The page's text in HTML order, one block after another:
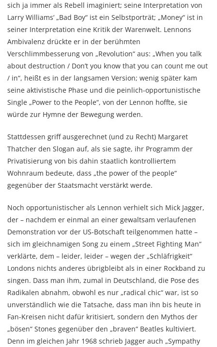
sich ja immer als Rebell imaginiert; seine Interpretation von
Larry Williams‘ „Bad Boy“ ist ein Selbstporträt; „Money“ ist in
seiner Interpretation eine Kritik der Warenwelt. Lennons
Ambivalenz drückte er in der berühmten
Verschlimmbesserung von „Revolution“ aus: „When you talk
about destruction / Don’t you know that you can count me out
/ in“, heißt es in der langsamen Version; wenig später kam
seine aktivistische Phase und die peinlich-opportunistische
Single „Power to the People“, von der Lennon hoffte, sie
würde zur Hymne der Bewegung werden.
Stattdessen griff ausgerechnet (und zu Recht) Margaret
Thatcher den Slogan auf, als sie sagte, ihr Programm der
Privatisierung von bis dahin staatlich kontrolliertem
Wohnraum bedeute, dass „the power of the people“
gegenüber der Staatsmacht verstärkt werde.
Noch opportunistischer als Lennon verhielt sich Mick Jagger,
der – nachdem er einmal an einer gewaltsam verlaufenen
Demonstration vor der US-Botschaft teilgenommen hatte –
sich im gleichnamigen Song zu einem „Street Fighting Man“
verklärte, dem – leider, leider – wegen der „Schläfrigkeit“
Londons nichts anderes übrigbleibt als in einer Rockband zu
singen. Dass man ihm, zumal in Deutschland, die Pose des
Radikalen abnahm, obwohl es nur „radical chic“ war, ist so
unverständlich wie die Tatsache, dass man ihn bis heute in
Fan-Kreisen nicht dafür kritisiert, sondern den Mythos der
„bösen“ Stones gegenüber den „braven“ Beatles kultiviert.
Denn im gleichen Jahr 1968 schrieb Jagger auch „Sympathy